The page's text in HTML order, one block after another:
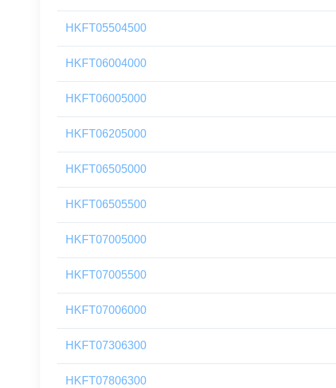
HKFT05504500
HKFT06004000
HKFT06005000
HKFT06205000
HKFT06505000
HKFT06505500
HKFT07005000
HKFT07005500
HKFT07006000
HKFT07306300
HKFT07806300